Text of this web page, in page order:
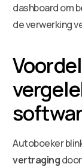
dashboard om
de verwerking
Autoboeker
vertraging